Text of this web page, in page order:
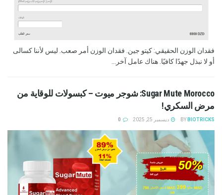
فقدان الوزن الحقيقي: كيتو جين. فقدان الوزن أمر صعب. ليس لأننا كسالى
أو لا نبذل جهدًا كافيًا. هناك عامل آخر...
Sugar Mute Morocco: شوجر ميوت – كبسولات للوقاية من
مرض السكري!
BY BIOTRICKS ديسمبر 25, 2025